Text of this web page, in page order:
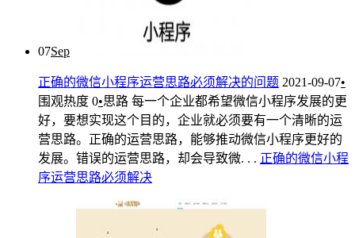
07Sep
正确的微信小程序运营思路必须解决的问题 2021-09-07•
围观热度 0•思路 每一个企业都希望微信小程序发展的更
好，要想实现这个目的，企业就必须要有一个清晰的运
营思路。正确的运营思路，能够推动微信小程序更好的
发展。错误的运营思路，却会导致微. . . 正确的微信小程
序运营思路必须解决